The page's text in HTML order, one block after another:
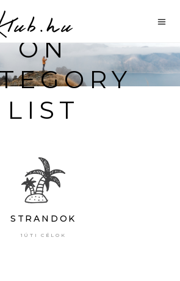
ON
LIST
STRANDOK
1ÚTI CÉLOK